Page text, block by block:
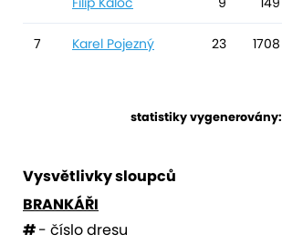
7 Karel Pojezný 23 1708
statistiky vygenerovány:
Vysvětlivky sloupců
BRANKÁŘI
#- číslo dresu